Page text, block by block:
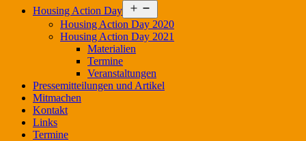
Housing Action Day
öffnen
Housing Action Day 2020
Housing Action Day 2021
Materialien
Termine
Veranstaltungen
Pressemitteilungen und Artikel
Mitmachen
Kontakt
Links
Termine